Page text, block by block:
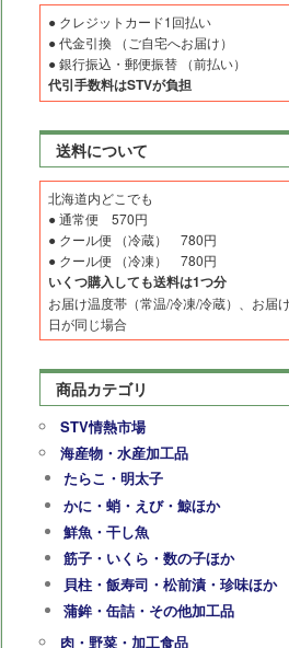
● クレジットカード1回払い
● 代金引換 （ご自宅へお届け）
● 銀行振込・郵便振替 （前払い）
代引手数料はSTVが負担
送料について
北海道内どこでも
● 通常便 570円
● クール便 （冷蔵） 780円
● クール便 （冷凍） 780円
いくつ購入しても送料は1つ分
お届け温度帯（常温/冷凍/冷蔵）、お届
日が同じ場合
商品カテゴリ
STV情熱市場
海産物・水産加工品
たらこ・明太子
かに・蛸・えび・鯨ほか
鮮魚・干し魚
筋子・いくら・数の子ほか
貝柱・飯寿司・松前漬・珍味ほか
蒲鉾・缶詰・その他加工品
肉・野菜・加工食品